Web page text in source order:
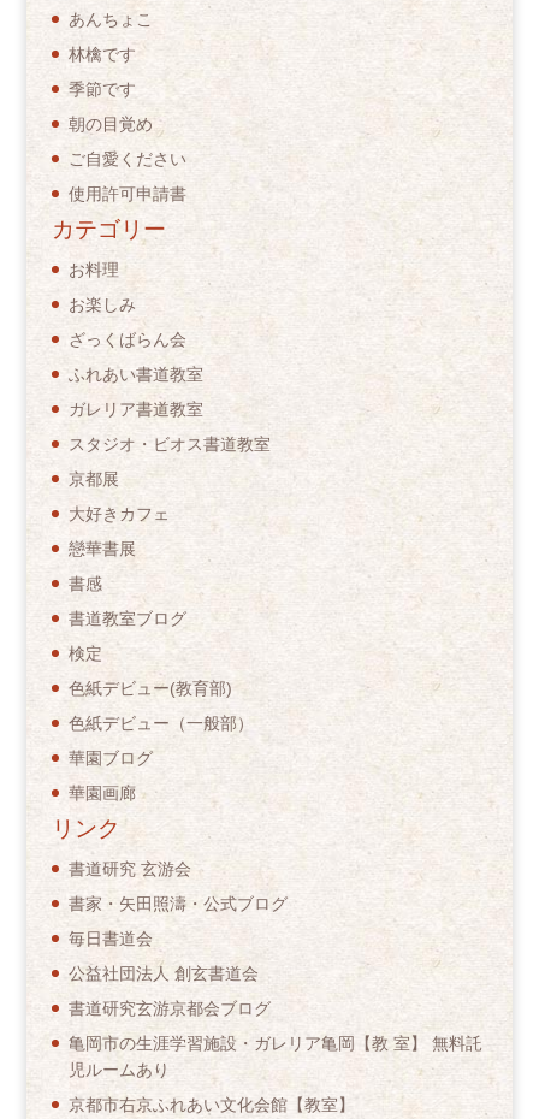
あんちょこ
林檎です
季節です
朝の目覚め
ご自愛ください
使用許可申請書
カテゴリー
お料理
お楽しみ
ざっくばらん会
ふれあい書道教室
ガレリア書道教室
スタジオ・ビオス書道教室
京都展
大好きカフェ
戀華書展
書感
書道教室ブログ
検定
色紙デビュー(教育部)
色紙デビュー（一般部）
華園ブログ
華園画廊
リンク
書道研究 玄游会
書家・矢田照濤・公式ブログ
毎日書道会
公益社団法人 創玄書道会
書道研究玄游京都会ブログ
亀岡市の生涯学習施設・ガレリア亀岡【教 室】 無料託
児ルームあり
京都市右京ふれあい文化会館【教室】